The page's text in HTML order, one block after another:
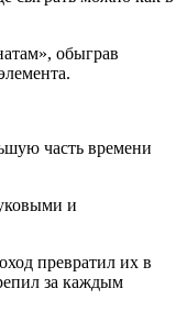
обыграв
часть времени
и
превратил их в
за каждым